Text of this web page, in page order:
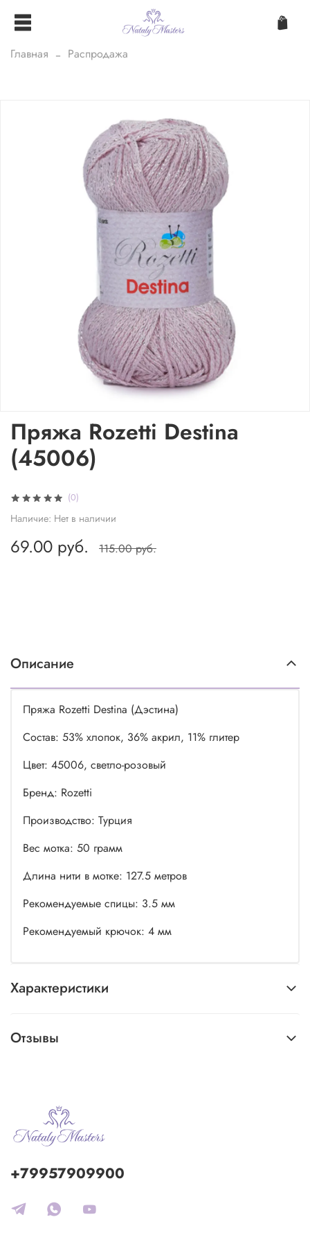
Главная Распродажа
(0)
Наличие: Нет в наличии
Пряжа Rozetti Destina
(45006)
69.00 руб. 115.00 руб.
Описание
Пряжа Rozetti Destina (Дэстина)
Состав: 53% хлопок, 36% акрил, 11% глитер
Цвет: 45006, светло-розовый
Бренд: Rozetti
Производство: Турция
Вес мотка: 50 грамм
Длина нити в мотке: 127.5 метров
Рекомендуемые спицы: 3.5 мм
Рекомендуемый крючок: 4 мм
Характеристики
Отзывы
+79957909900